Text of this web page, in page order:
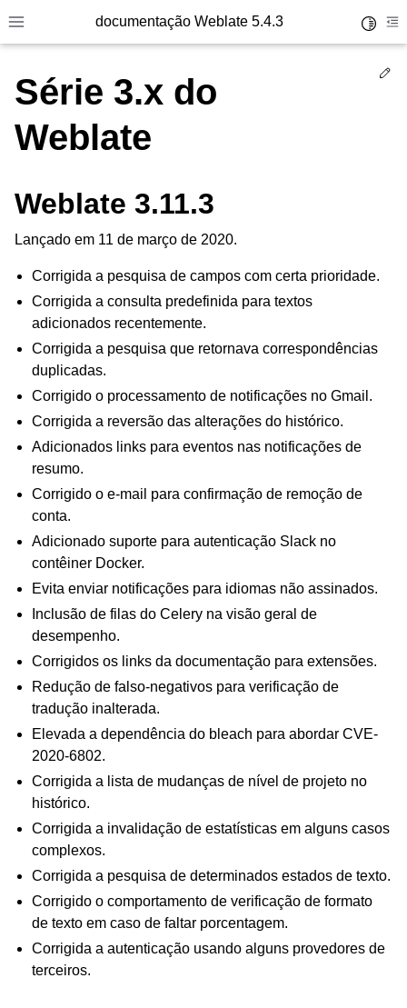
Toggle site navigation sidebar
documentação Weblate 5.4.3
navigation of Formatos de arquivos suportados
navigation of Instruções de configuração
Série 3.x do
Weblate
Weblate 3.11.3
Lançado em 11 de março de 2020.
Corrigida a pesquisa de campos com certa prioridade.
Corrigida a consulta predefinida para textos
adicionados recentemente.
Corrigida a pesquisa que retornava correspondências
duplicadas.
Corrigido o processamento de notificações no Gmail.
Corrigida a reversão das alterações do histórico.
Adicionados links para eventos nas notificações de
resumo.
Corrigido o e-mail para confirmação de remoção de
conta.
Adicionado suporte para autenticação Slack no
contêiner Docker.
Evita enviar notificações para idiomas não assinados.
Inclusão de filas do Celery na visão geral de
desempenho.
Corrigidos os links da documentação para extensões.
Redução de falso-negativos para verificação de
tradução inalterada.
Elevada a dependência do bleach para abordar CVE-
2020-6802.
Corrigida a lista de mudanças de nível de projeto no
histórico.
Corrigida a invalidação de estatísticas em alguns casos
complexos.
Corrigida a pesquisa de determinados estados de texto.
Corrigido o comportamento de verificação de formato
de texto em caso de faltar porcentagem.
Corrigida a autenticação usando alguns provedores de
terceiros.